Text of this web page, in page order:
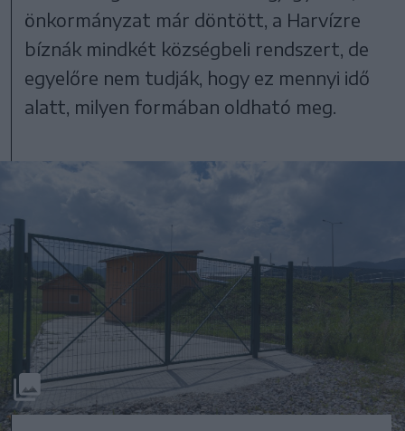
önkormányzat már döntött, a Harvízre
bíznák mindkét községbeli rendszert, de
egyelőre nem tudják, hogy ez mennyi idő
alatt, milyen formában oldható meg.